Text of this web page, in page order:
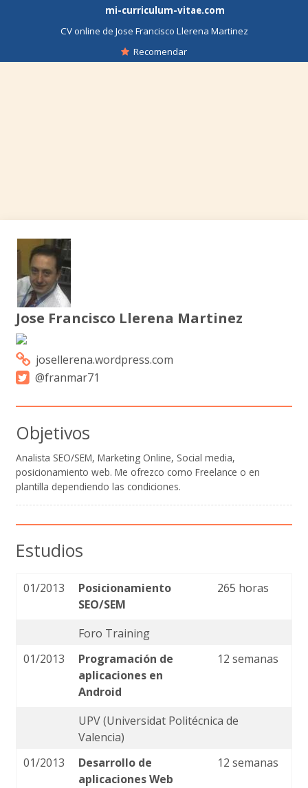
mi-curriculum-vitae.com
CV online de Jose Francisco Llerena Martinez
Recomendar
Jose Francisco Llerena Martinez
josellerena.wordpress.com
@franmar71
Objetivos
Analista SEO/SEM, Marketing Online, Social media,
posicionamiento web. Me ofrezco como Freelance o en
plantilla dependiendo las condiciones.
Estudios
01/2013
Posicionamiento
SEO/SEM
265 horas
Foro Training
01/2013
Programación de
aplicaciones en
Android
12 semanas
UPV (Universidat Politécnica de
Valencia)
01/2013
Desarrollo de
aplicaciones Web
12 semanas